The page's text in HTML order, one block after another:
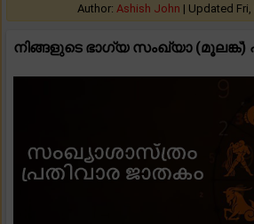
Author: Ashish John | Updated Fri,
നിങ്ങളുടെ ഭാഗ്യ സംഖ്യാ